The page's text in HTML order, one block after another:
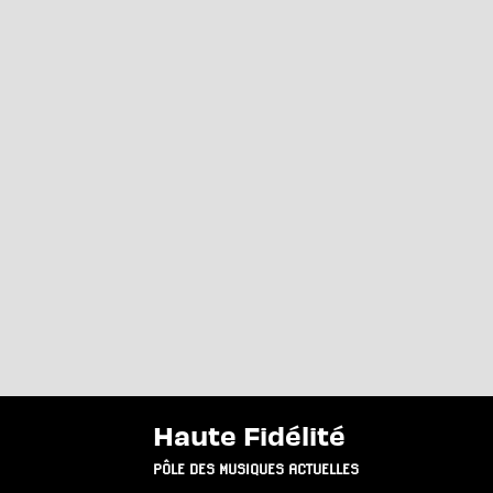
Haute Fidélité
PÔLE DES MUSIQUES ACTUELLES